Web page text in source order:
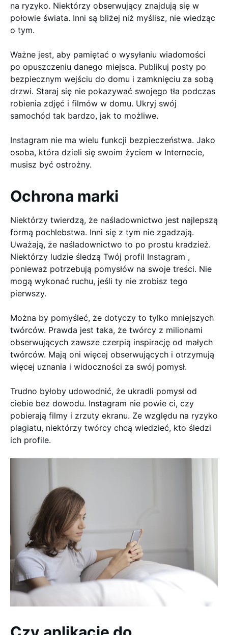
na ryzyko. Niektórzy obserwujący znajdują się w
połowie świata. Inni są bliżej niż myślisz, nie wiedząc
o tym.
Ważne jest, aby pamiętać o wysyłaniu wiadomości
po opuszczeniu danego miejsca. Publikuj posty po
bezpiecznym wejściu do domu i zamknięciu za sobą
drzwi. Staraj się nie pokazywać swojego tła podczas
robienia zdjęć i filmów w domu. Ukryj swój
samochód tak bardzo, jak to możliwe.
Instagram nie ma wielu funkcji bezpieczeństwa. Jako
osoba, która dzieli się swoim życiem w Internecie,
musisz być ostrożny.
Ochrona marki
Niektórzy twierdzą, że naśladownictwo jest najlepszą
formą pochlebstwa. Inni się z tym nie zgadzają.
Uważają, że naśladownictwo to po prostu kradzież.
Niektórzy ludzie śledzą Twój profil Instagram ,
ponieważ potrzebują pomysłów na swoje treści. Nie
mogą wykonać ruchu, jeśli ty nie zrobisz tego
pierwszy.
Można by pomyśleć, że dotyczy to tylko mniejszych
twórców. Prawda jest taka, że twórcy z milionami
obserwujących zawsze czerpią inspirację od małych
twórców. Mają oni więcej obserwujących i otrzymują
więcej uznania i widoczności za swój pomysł.
Trudno byłoby udowodnić, że ukradli pomysł od
ciebie bez dowodu. Instagram nie powie ci, czy
pobierają filmy i zrzuty ekranu. Ze względu na ryzyko
plagiatu, niektórzy twórcy chcą wiedzieć, kto śledzi
ich profile.